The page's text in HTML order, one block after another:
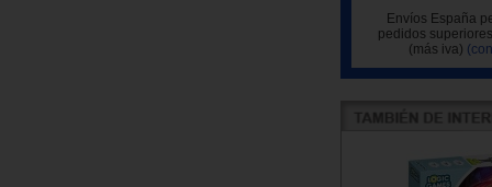
Envíos España
pedidos
(más iva)